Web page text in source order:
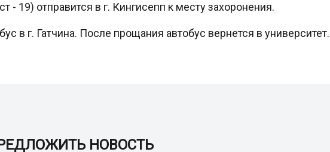
19) отправится в г. Кингисепп к месту захоронения.
в г. Гатчина. После прощания автобус вернется в университет.
НОВОСТЬ